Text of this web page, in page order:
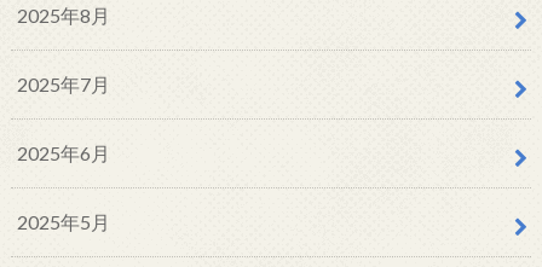
2025年8月
2025年7月
2025年6月
2025年5月